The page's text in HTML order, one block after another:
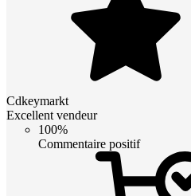
Cdkeymarkt
Excellent vendeur
100%
Commentaire positif